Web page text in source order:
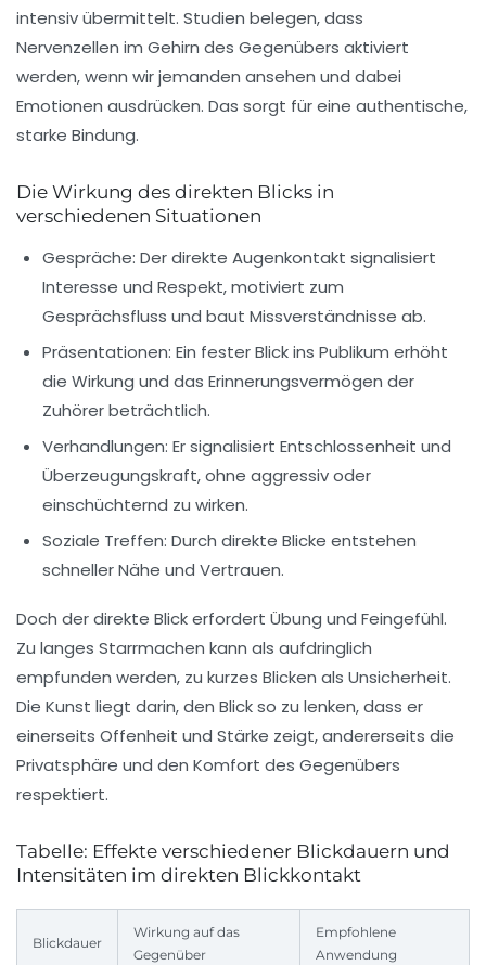
intensiv übermittelt. Studien belegen, dass
Nervenzellen im Gehirn des Gegenübers aktiviert
werden, wenn wir jemanden ansehen und dabei
Emotionen ausdrücken. Das sorgt für eine authentische,
starke Bindung.
Die Wirkung des direkten Blicks in
verschiedenen Situationen
Gespräche: Der direkte Augenkontakt signalisiert
Interesse und Respekt, motiviert zum
Gesprächsfluss und baut Missverständnisse ab.
Präsentationen: Ein fester Blick ins Publikum erhöht
die Wirkung und das Erinnerungsvermögen der
Zuhörer beträchtlich.
Verhandlungen: Er signalisiert Entschlossenheit und
Überzeugungskraft, ohne aggressiv oder
einschüchternd zu wirken.
Soziale Treffen: Durch direkte Blicke entstehen
schneller Nähe und Vertrauen.
Doch der direkte Blick erfordert Übung und Feingefühl.
Zu langes Starrmachen kann als aufdringlich
empfunden werden, zu kurzes Blicken als Unsicherheit.
Die Kunst liegt darin, den Blick so zu lenken, dass er
einerseits Offenheit und Stärke zeigt, andererseits die
Privatsphäre und den Komfort des Gegenübers
respektiert.
Tabelle: Effekte verschiedener Blickdauern und
Intensitäten im direkten Blickkontakt
Blickdauer
Wirkung auf das
Gegenüber
Empfohlene
Anwendung